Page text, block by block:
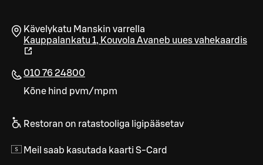
Kävelykatu Manskin varrella
Kauppalankatu 1, Kouvola Avaneb uues vahekaardis
010 76 24800
Kõne hind pvm/mpm
Restoran on ratastooliga ligipääsetav
Meil saab kasutada kaarti S-Card